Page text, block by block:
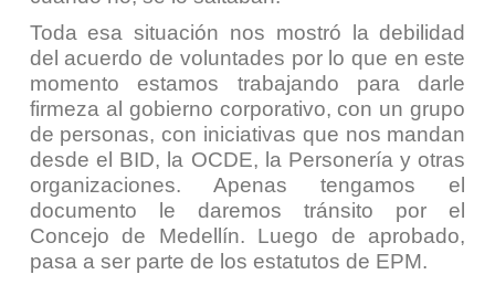
Toda esa situación nos mostró la debilidad
del acuerdo de voluntades por lo que en este
momento estamos trabajando para darle
firmeza al gobierno corporativo, con un grupo
de personas, con iniciativas que nos mandan
desde el BID, la OCDE, la Personería y otras
organizaciones. Apenas tengamos el
documento le daremos tránsito por el
Concejo de Medellín. Luego de aprobado,
pasa a ser parte de los estatutos de EPM.